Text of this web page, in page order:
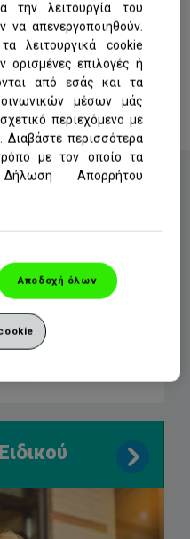
τον εαυτό σας.
της Corega, της
περιποίηση της
στον κόσμο και
μικρές στιγμές
την λειτουργία του
να απενεργοποιηθούν.
λειτουργικά cookie
ορισμένες επιλογές ή
από εσάς και τα
μέσων μάς
περιεχόμενο με
περισσότερα
με τον οποίο τα
Απορρήτου
Αποδοχή όλων